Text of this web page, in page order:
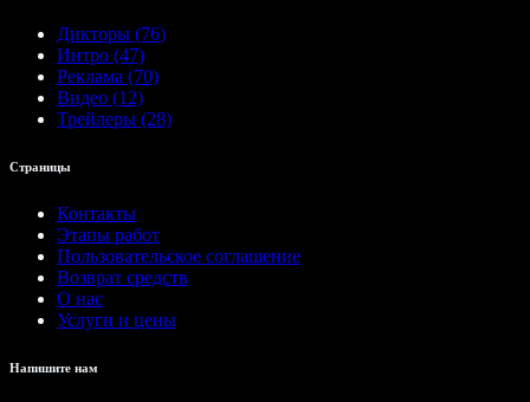
Дикторы (76)
Интро (47)
Реклама (70)
Видео (12)
Трейлеры (28)
Страницы
Контакты
Этапы работ
Пользовательское соглашение
Возврат средств
О нас
Услуги и цены
Напишите нам